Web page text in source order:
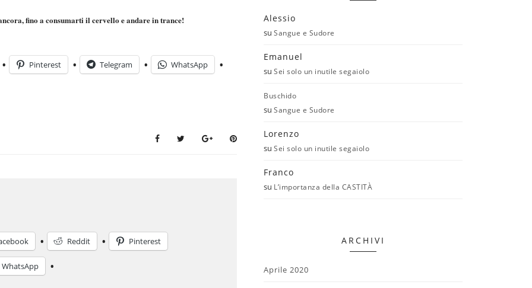
fino a consumarti il cervello e andare in trance!
Pinterest Telegram WhatsApp
Reddit Pinterest
WhatsApp
Alessio
su Sangue e Sudore
Emanuel
su Sei solo un inutile segaiolo
Buschido
su Sangue e Sudore
Lorenzo
su Sei solo un inutile segaiolo
Franco
su L’importanza della CASTITÀ
ARCHIVI
Aprile 2020